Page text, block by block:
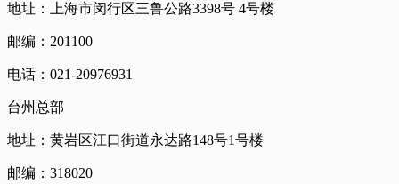
地址：上海市闵行区三鲁公路3398号 4号楼
邮编：201100
电话：021-20976931
台州总部
地址：黄岩区江口街道永达路148号1号楼
邮编：318020